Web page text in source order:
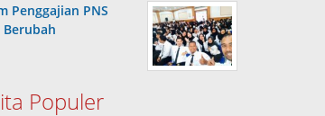
Penggajian PNS
Berubah
Populer